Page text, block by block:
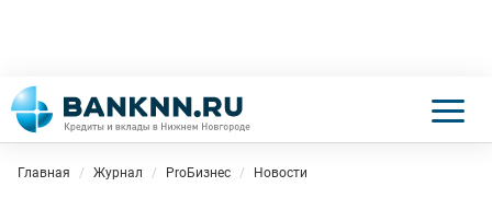
Главная Журнал ProБизнес Новости